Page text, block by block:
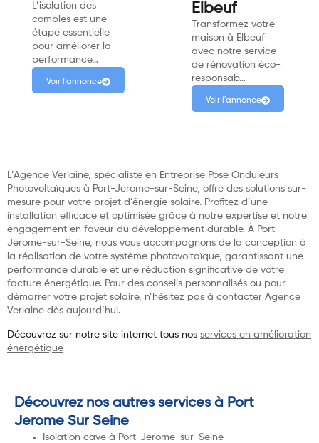
L’isolation des
combles est une
étape essentielle
pour améliorer la
performance…
Voir l'annonce
Elbeuf
Transformez votre
maison à Elbeuf
avec notre service
de rénovation éco-
responsab…
Voir l'annonce
L’Agence Verlaine, spécialiste en Entreprise Pose Onduleurs
Photovoltaïques à Port-Jerome-sur-Seine, offre des solutions sur-
mesure pour votre projet d’énergie solaire. Profitez d’une
installation efficace et optimisée grâce à notre expertise et notre
engagement en faveur du développement durable. À Port-
Jerome-sur-Seine, nous vous accompagnons de la conception à
la réalisation de votre système photovoltaïque, garantissant une
performance durable et une réduction significative de votre
facture énergétique. Pour des conseils personnalisés ou pour
démarrer votre projet solaire, n’hésitez pas à contacter Agence
Verlaine dès aujourd’hui.
Découvrez sur notre site internet tous nos services en amélioration
énergétique
Découvrez nos autres services à Port
Jerome Sur Seine
Isolation cave à Port-Jerome-sur-Seine